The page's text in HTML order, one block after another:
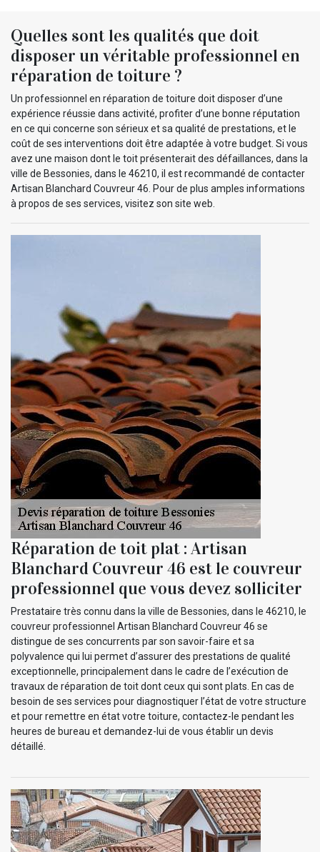
Quelles sont les qualités que doit
disposer un véritable professionnel en
réparation de toiture ?
Un professionnel en réparation de toiture doit disposer d’une
expérience réussie dans activité, profiter d’une bonne réputation
en ce qui concerne son sérieux et sa qualité de prestations, et le
coût de ses interventions doit être adaptée à votre budget. Si vous
avez une maison dont le toit présenterait des défaillances, dans la
ville de Bessonies, dans le 46210, il est recommandé de contacter
Artisan Blanchard Couvreur 46. Pour de plus amples informations
à propos de ses services, visitez son site web.
Réparation de toit plat : Artisan
Blanchard Couvreur 46 est le couvreur
professionnel que vous devez solliciter
Prestataire très connu dans la ville de Bessonies, dans le 46210, le
couvreur professionnel Artisan Blanchard Couvreur 46 se
distingue de ses concurrents par son savoir-faire et sa
polyvalence qui lui permet d’assurer des prestations de qualité
exceptionnelle, principalement dans le cadre de l’exécution de
travaux de réparation de toit dont ceux qui sont plats. En cas de
besoin de ses services pour diagnostiquer l’état de votre structure
et pour remettre en état votre toiture, contactez-le pendant les
heures de bureau et demandez-lui de vous établir un devis
détaillé.